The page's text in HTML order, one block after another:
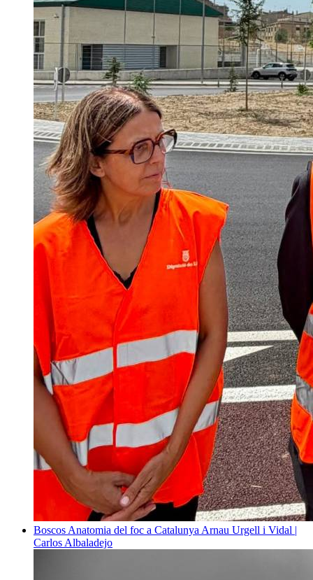
Boscos Anatomia del foc a Catalunya Arnau Urgell i Vidal |
Carlos Albaladejo